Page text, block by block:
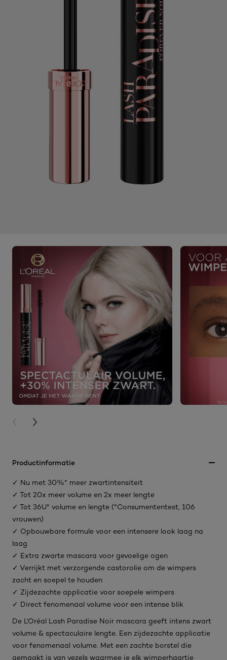
PREVIOUS CARD
NEXT CARD
Productinformatie
✓ Nu met 30%* meer zwartintensiteit
✓ Tot 20x meer volume en 2x meer lengte
✓ Tot 36U* volume en lengte (*Consumententest, 106
vrouwen)
✓ Opbouwbare formule voor een intensere look laag na
laag
✓ Extra zwarte mascara voor gevoelige ogen
✓ Verrijkt met verzorgende castorolie om de wimpers
zacht en soepel te houden
✓ Zijdezachte applicatie voor soepele wimpers
✓ Direct fenomenaal volume voor een intense blik
De L'Oréal Lash Paradise Noir mascara geeft intens zwart
volume & spectaculaire lengte. Een zijdezachte applicatie
voor fenomenaal volume. Met een zachte borstel die
gemaakt is van vezels waarmee je elk wimperhaartje